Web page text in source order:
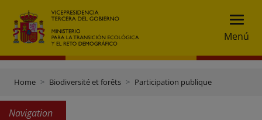
Menú
Home Biodiversité et forêts Participation publique
Navigation